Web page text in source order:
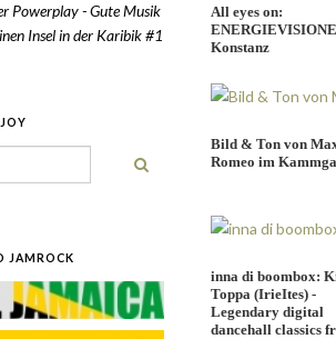
All eyes on:
Konstanz
Bild & Ton von
Romeo im
inna di boombox:
Toppa (IrieItes) -
Legendary digital
dancehall classics
Powerplay - Gute Musik
Insel in der Karibik #1
JAMROCK